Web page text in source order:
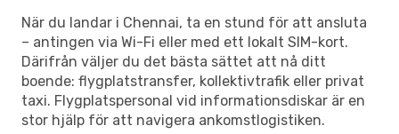
När du landar i Chennai, ta en stund för att ansluta
– antingen via Wi-Fi eller med ett lokalt SIM-kort.
Därifrån väljer du det bästa sättet att nå ditt
boende: flygplatstransfer, kollektivtrafik eller privat
taxi. Flygplatspersonal vid informationsdiskar är en
stor hjälp för att navigera ankomstlogistiken.